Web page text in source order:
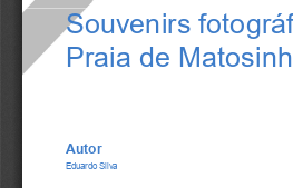
Souvenirs
Praia de
Autor
Eduardo Silva